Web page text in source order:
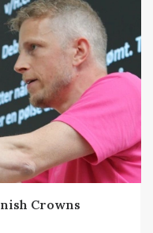
Crowns